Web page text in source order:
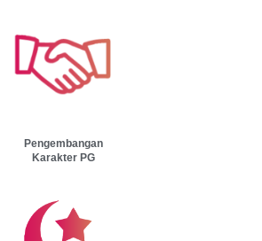
Pengembangan
Karakter PG